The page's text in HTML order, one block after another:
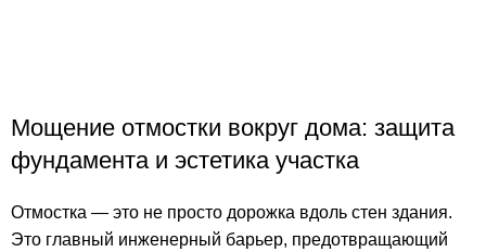
Мощение отмостки вокруг дома: защита
фундамента и эстетика участка
Отмостка — это не просто дорожка вдоль стен здания.
Это главный инженерный барьер, предотвращающий